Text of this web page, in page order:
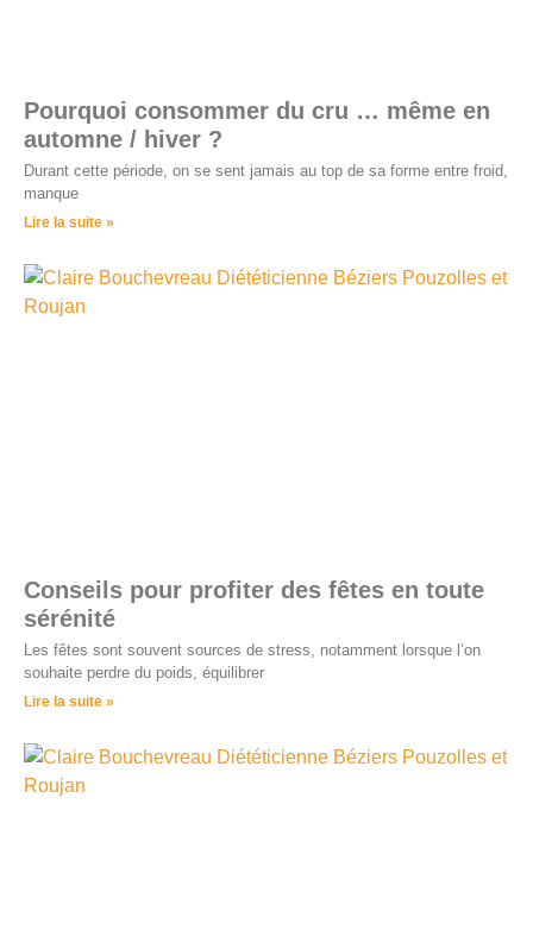
Pourquoi consommer du cru … même en
automne / hiver ?
Durant cette période, on se sent jamais au top de sa forme entre froid,
manque
Lire la suite »
Conseils pour profiter des fêtes en toute
sérénité
Les fêtes sont souvent sources de stress, notamment lorsque l’on
souhaite perdre du poids, équilibrer
Lire la suite »